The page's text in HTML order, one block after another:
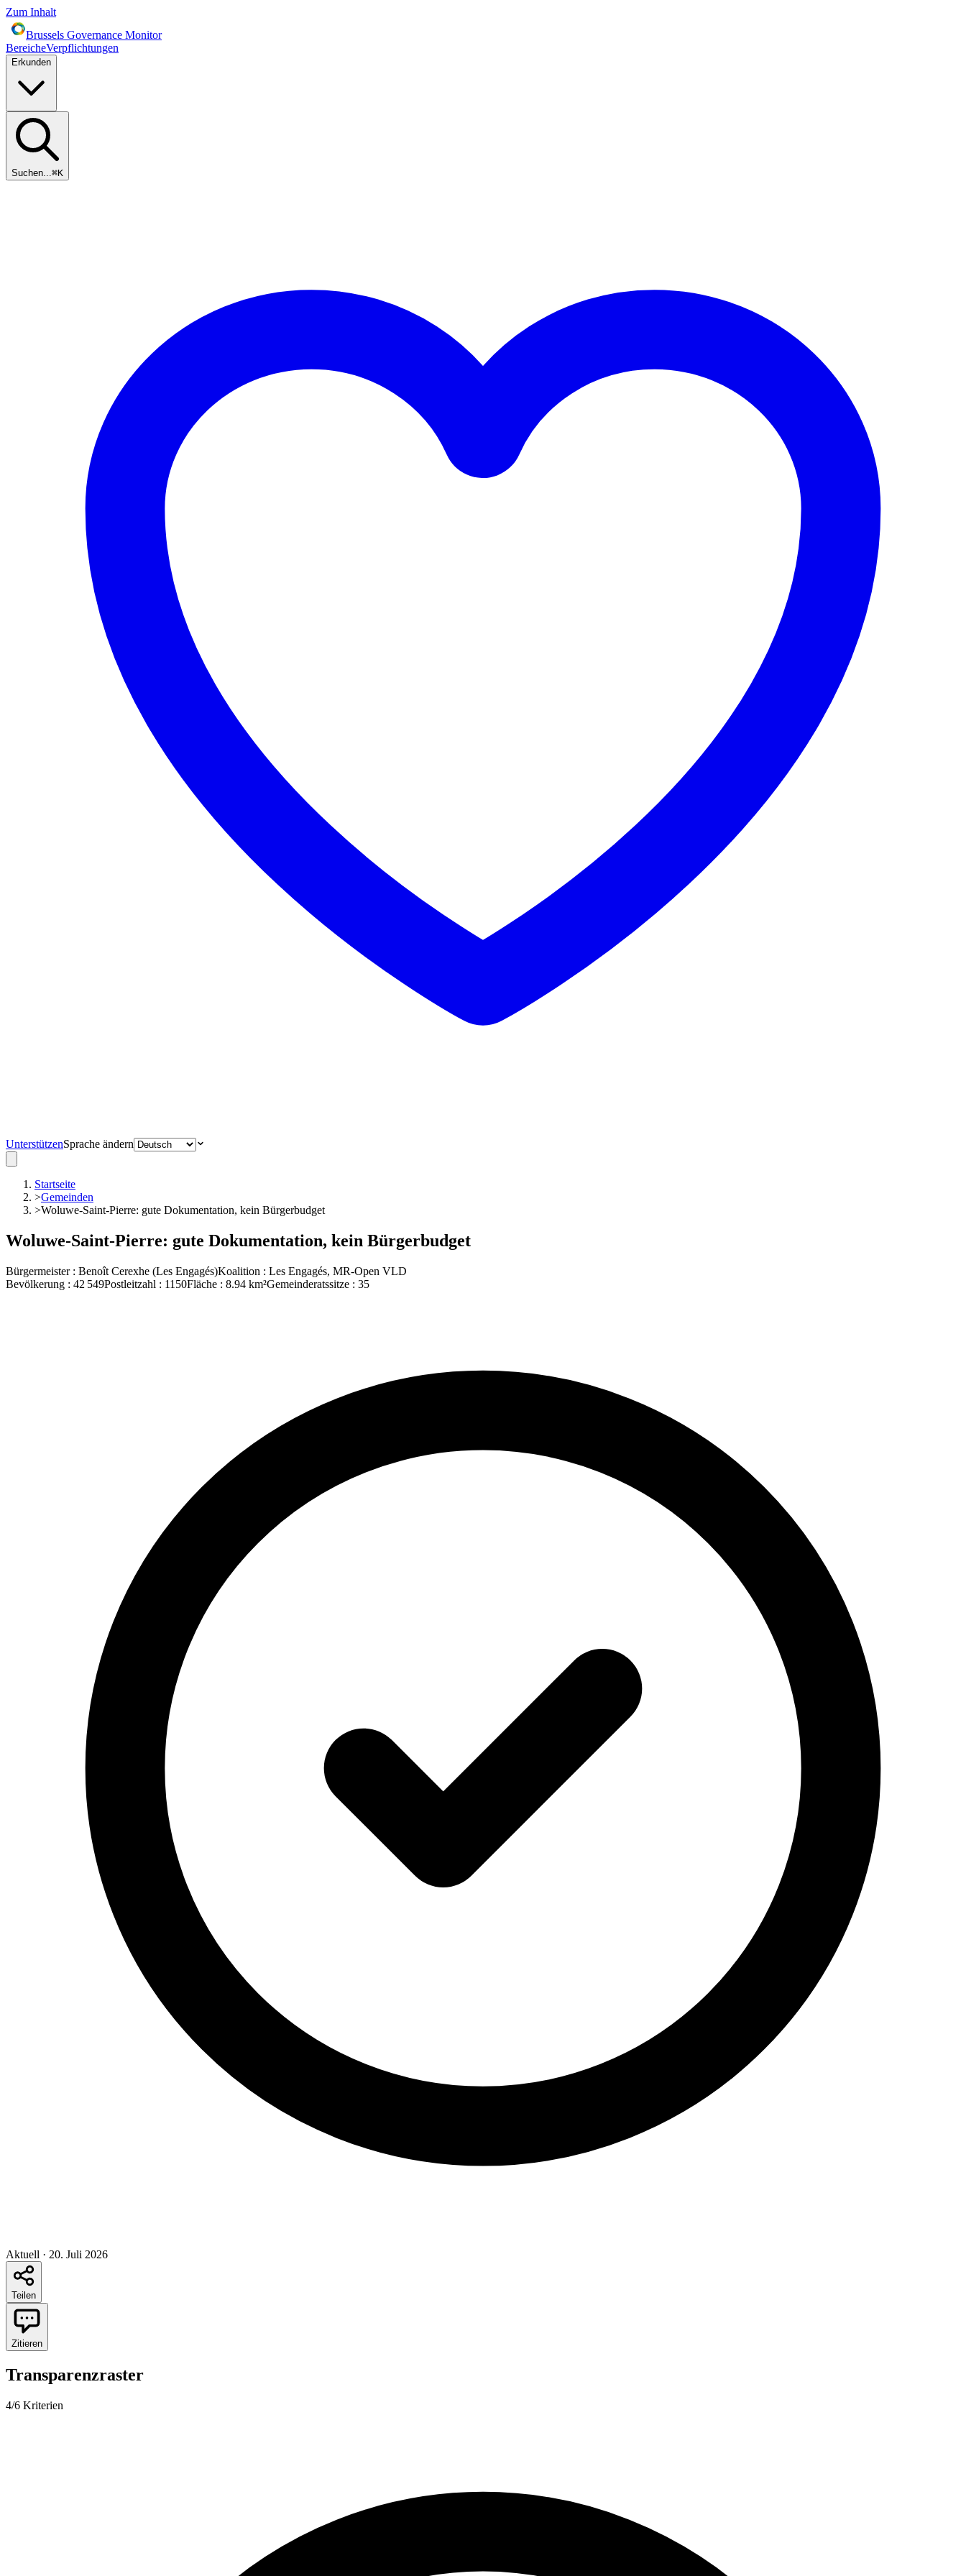
Zum Inhalt
Brussels Governance Monitor
BereicheVerpflichtungen
Erkunden
Suchen...⌘K
UnterstützenSprache ändern
Startseite
>Gemeinden
>Woluwe-Saint-Pierre: gute Dokumentation, kein Bürgerbudget
Woluwe-Saint-Pierre: gute Dokumentation, kein Bürgerbudget
Bürgermeister: Benoît Cerexhe (Les Engagés)Koalition : Les Engagés, MR-Open VLD
Bevölkerung : 42 549Postleitzahl : 1150Fläche : 8.94 km²Gemeinderatssitze : 35
Aktuell · 20. Juli 2026
Teilen
Zitieren
Transparenzraster
4/6 Kriterien